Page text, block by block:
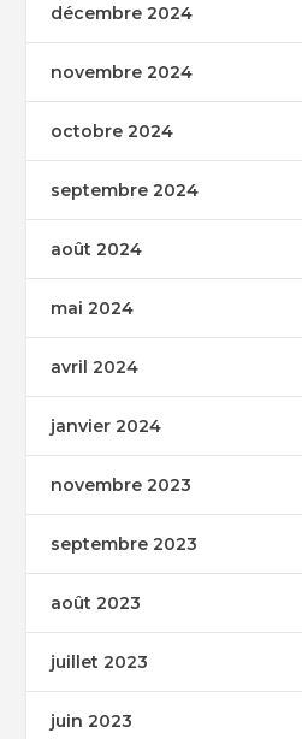
décembre 2024
novembre 2024
octobre 2024
septembre 2024
août 2024
mai 2024
avril 2024
janvier 2024
novembre 2023
septembre 2023
août 2023
juillet 2023
juin 2023